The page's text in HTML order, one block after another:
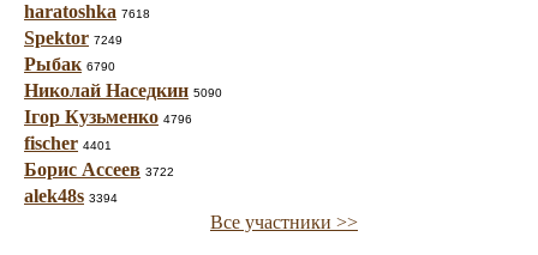
haratoshka 7618
Spektor 7249
Рыбак 6790
Николай Наседкин 5090
Ігор Кузьменко 4796
fischer 4401
Борис Ассеев 3722
alek48s 3394
Все участники >>